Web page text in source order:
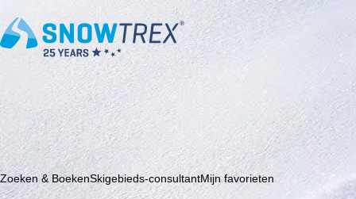
Schrijf je in voor onze nieuwsbrief en wees als eerste op de
Zoeken & BoekenSkigebieds-consultantMijn favorieten